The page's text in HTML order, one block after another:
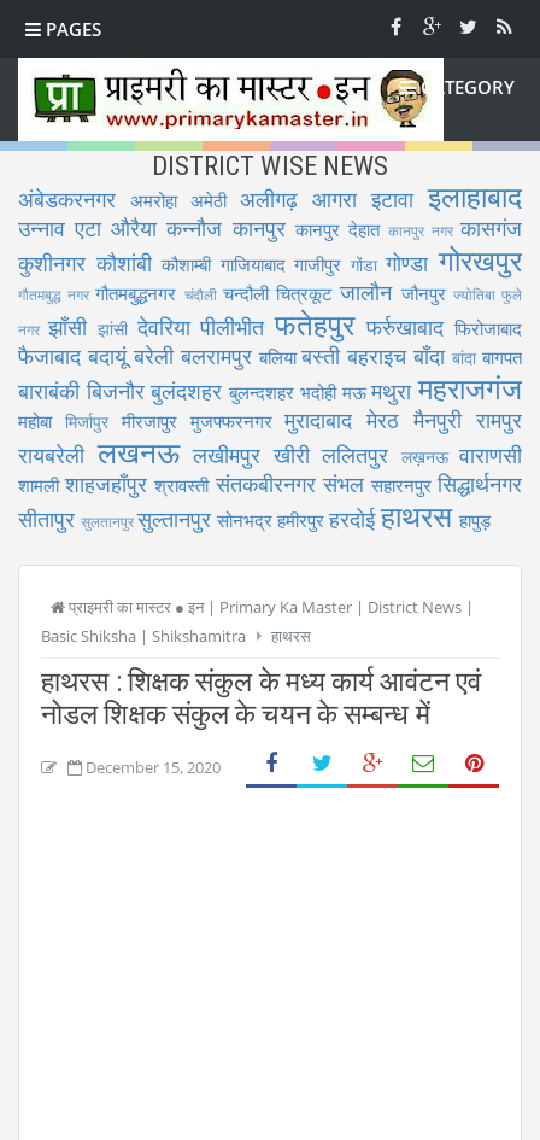
PAGES
CATEGORY
DISTRICT WISE NEWS
अंबेडकरनगर अमरोहा अमेठी अलीगढ़ आगरा इटावा इलाहाबाद
उन्नाव एटा औरैया कन्नौज कानपुर कानपुर देहात कानपुर नगर कासगंज
कुशीनगर कौशांबी कौशाम्बी गाजियाबाद गाजीपुर गोंडा गोण्डा गोरखपुर
गौतमबुद्ध नगर गौतमबुद्धनगर चंदौली चन्दौली चित्रकूट जालौन जौनपुर ज्योतिबा फुले
नगर झाँसी झांसी देवरिया पीलीभीत फतेहपुर फर्रुखाबाद फिरोजाबाद
फैजाबाद बदायूं बरेली बलरामपुर बलिया बस्ती बहराइच बाँदा बांदा बागपत
बाराबंकी बिजनौर बुलंदशहर बुलन्दशहर भदोही मऊ मथुरा महराजगंज
महोबा मिर्जापुर मीरजापुर मुजफ्फरनगर मुरादाबाद मेरठ मैनपुरी रामपुर
रायबरेली लखनऊ लखीमपुर खीरी ललितपुर लख़नऊ वाराणसी
शामली शाहजहाँपुर श्रावस्ती संतकबीरनगर संभल सहारनपुर सिद्धार्थनगर
सीतापुर सुलतानपुरसुल्तानपुर सोनभद्र हमीरपुर हरदोई हाथरस हापुड़
प्राइमरी का मास्टर ● इन | Primary Ka Master | District News |
Basic Shiksha | Shikshamitra
हाथरस
हाथरस : शिक्षक संकुल के मध्य कार्य आवंटन एवं
नोडल शिक्षक संकुल के चयन के सम्बन्ध में
December 15, 2020